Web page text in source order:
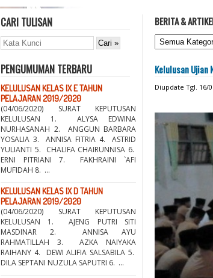
CARI TULISAN
PENGUMUMAN TERBARU
KELULUSAN KELAS IX E TAHUN
PELAJARAN 2019/2020
(04/06/2020) SURAT KEPUTUSAN
KELULUSAN 1. ALYSA EDWINA
NURHASANAH 2. ANGGUN BARBARA
YOSALIA 3. ANNISA FITRIA 4. ASTRID
YULIANTI 5. CHALIFA CHAIRUNNISA 6.
ERNI PITRIANI 7. FAKHRAINI `AFI
MUFIDAH 8. ...
KELULUSAN KELAS IX D TAHUN
PELAJARAN 2019/2020
(04/06/2020) SURAT KEPUTUSAN
KELULUSAN 1. AJENG PUTRI SITI
MASDINAR 2. ANNISA AYU
RAHMATILLAH 3. AZKA NAIYAKA
RAIHANY 4. DEWI ALIFIA SALSABILA 5.
DILA SEPTANI NUZULA SAPUTRI 6. ...
BERITA &
Kelulusan Ujian
Diupdate Tgl. 16/